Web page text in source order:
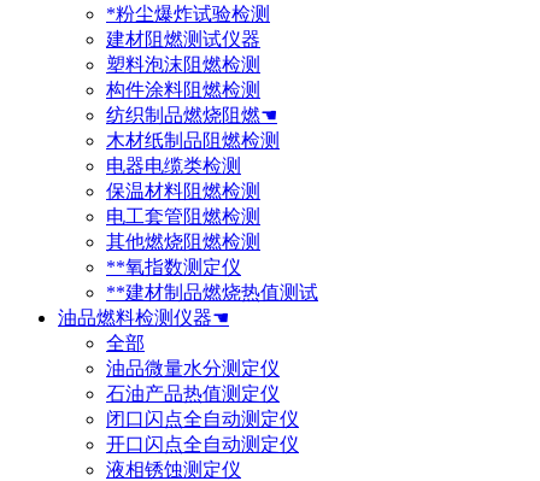
*粉尘爆炸试验检测
建材阻燃测试仪器
塑料泡沫阻燃检测
构件涂料阻燃检测
纺织制品燃烧阻燃☚
木材纸制品阻燃检测
电器电缆类检测
保温材料阻燃检测
电工套管阻燃检测
其他燃烧阻燃检测
**氧指数测定仪
**建材制品燃烧热值测试
油品燃料检测仪器☚
全部
油品微量水分测定仪
石油产品热值测定仪
闭口闪点全自动测定仪
开口闪点全自动测定仪
液相锈蚀测定仪